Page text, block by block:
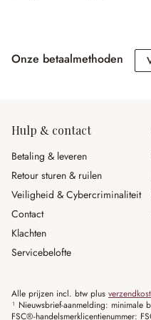
Onze betaalmethoden
Hulp & contact
Betaling & leveren
Retour sturen & ruilen
Veiligheid & Cybercriminaliteit
Contact
Klachten
Servicebelofte
Alle prijzen incl. btw plus
¹ Nieuwsbrief-aanmelding: minimale
FSC®-handelsmerklicentienummer: